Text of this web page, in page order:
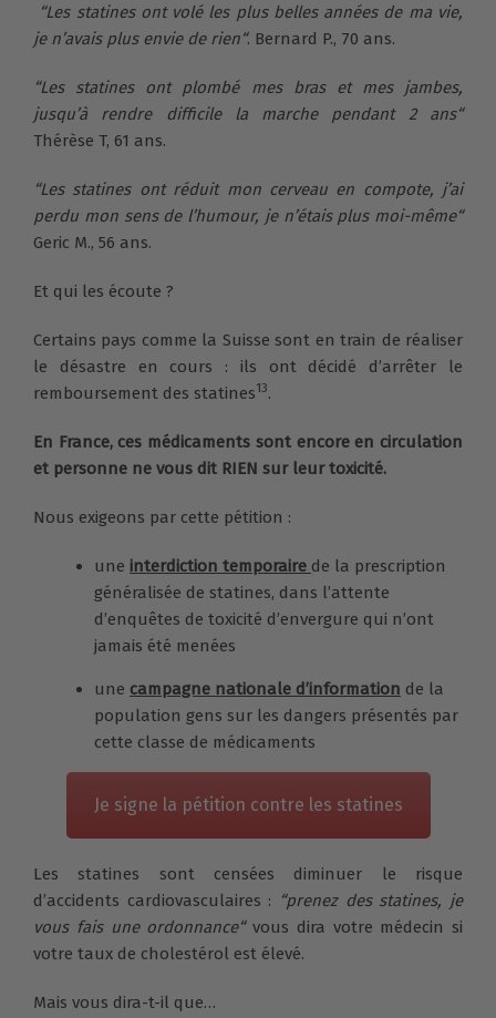
“Les statines ont volé les plus belles années de ma vie,
je n’avais plus envie de rien“. Bernard P., 70 ans.
“Les statines ont plombé mes bras et mes jambes,
jusqu’à rendre difficile la marche pendant 2 ans“
Thérèse T, 61 ans.
“Les statines ont réduit mon cerveau en compote, j’ai
perdu mon sens de l’humour, je n’étais plus moi-même“
Geric M., 56 ans.
Et qui les écoute ?
Certains pays comme la Suisse sont en train de réaliser
le désastre en cours : ils ont décidé d’arrêter le
remboursement des statines13.
En France, ces médicaments sont encore en circulation
et personne ne vous dit RIEN sur leur toxicité.
Nous exigeons par cette pétition :
une interdiction temporaire de la prescription
généralisée de statines, dans l’attente
d’enquêtes de toxicité d’envergure qui n’ont
jamais été menées
une campagne nationale d’information de la
population gens sur les dangers présentés par
cette classe de médicaments
Je signe la pétition contre les statines
Les statines sont censées diminuer le risque
d’accidents cardiovasculaires :
“prenez des statines, je
vous fais une ordonnance“vous dira votre médecin si
votre taux de cholestérol est élevé.
Mais vous dira-t-il que…